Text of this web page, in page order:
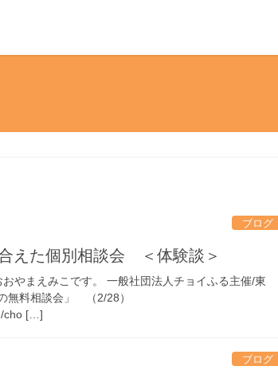
ブログ
えた個別相談会 ＜体験談＞
やまえみこです。 一般社団法人チョイふる主催/東
無料相談会」 （2/28）
cho […]
ブログ